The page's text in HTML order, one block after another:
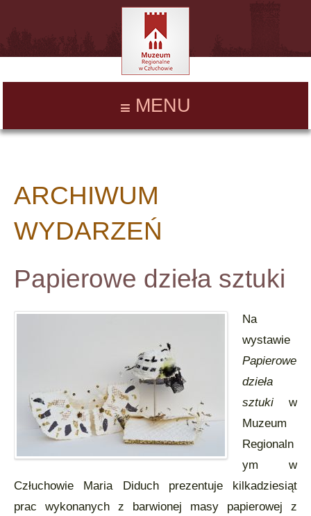
MENU
ARCHIWUM
WYDARZEŃ
Papierowe dzieła sztuki
Na
wystawie
Papierowe
dzieła
sztuki w
Muzeum
Regionaln
ym w
Człuchowie Maria Diduch prezentuje kilkadziesiąt
prac wykonanych z barwionej masy papierowej z